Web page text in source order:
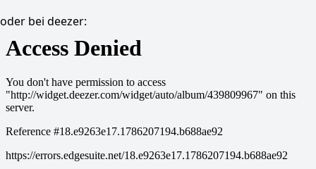
oder bei deezer: